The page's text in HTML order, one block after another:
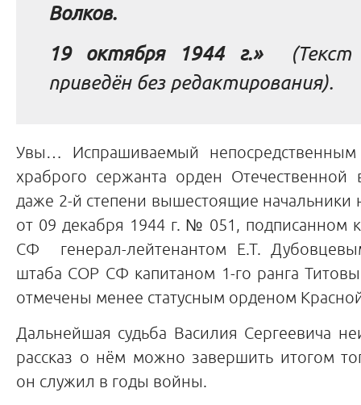
Волков.
19 октября 1944 г.»(Текст
приведён без редактирования).
Увы… Испрашиваемый
храброго сержанта орден
даже 2-й степени вышестоящие начальники
от 09 декабря 1944 г. № 051,
СФ генерал-лейтенантом Е.Т.
штаба СОР СФ капитаном 1-го ранга
отмечены менее статусным орденом
Дальнейшая судьба Василия Сергеевича
рассказ о нём можно завершить итогом
он служил в годы войны.